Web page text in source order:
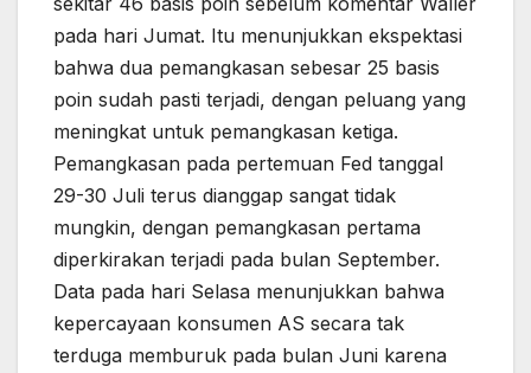
pada hari Jumat. Itu menunjukkan ekspektasi
bahwa dua pemangkasan sebesar 25 basis
poin sudah pasti terjadi, dengan peluang yang
meningkat untuk pemangkasan ketiga.
Pemangkasan pada pertemuan Fed tanggal
29-30 Juli terus dianggap sangat tidak
mungkin, dengan pemangkasan pertama
diperkirakan terjadi pada bulan September.
Data pada hari Selasa menunjukkan bahwa
kepercayaan konsumen AS secara tak
terduga memburuk pada bulan Juni karena